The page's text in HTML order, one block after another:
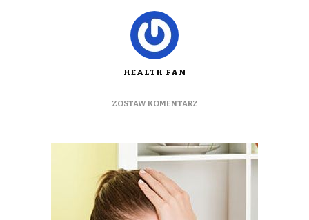
HEALTH FAN
ZOSTAW KOMENTARZDO
–
JAK